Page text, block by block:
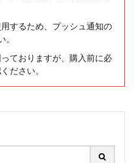
するため、プッシュ通知の
ておりますが、購入前に必
ださい。